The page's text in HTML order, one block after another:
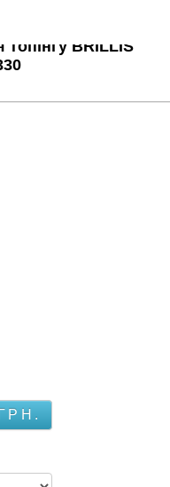
BRILLIS